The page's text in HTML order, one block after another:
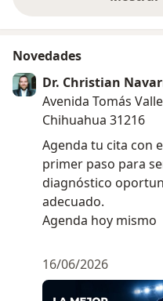
Novedades
Dr. Christian
Avenida Tomás
Chihuahua 31216
Agenda tu cita con
primer paso para
diagnóstico
adecuado.
Agenda hoy mismo
16/06/2026